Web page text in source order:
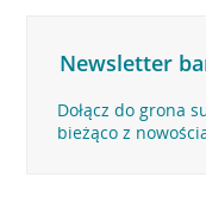
Newsletter
Dołącz do grona
bieżąco z